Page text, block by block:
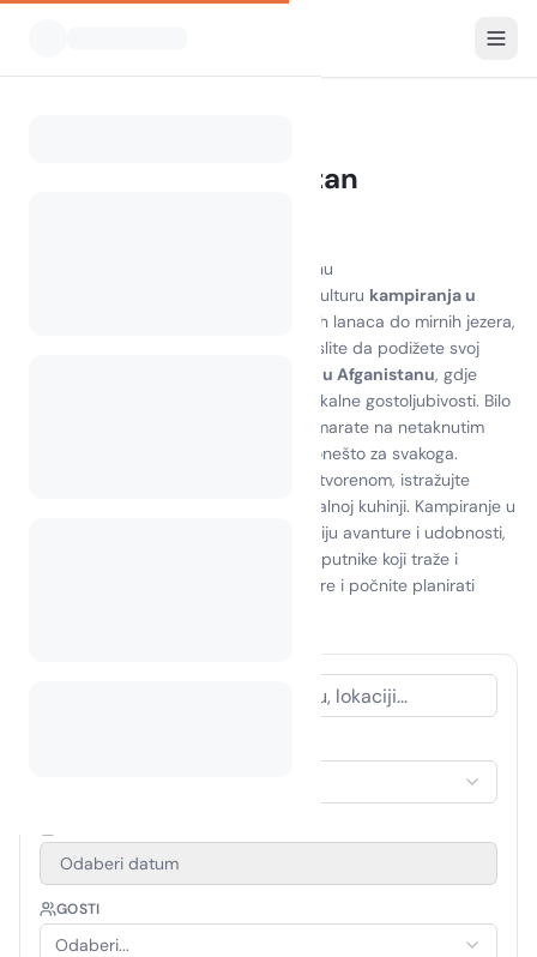
Camping Afghanistan
Otkrijte ljepote kampiranja u Afganistanu
Doživite zadivljujuće krajolike i bogatu kulturu kampiranja u
. Od zadivljujućih planinskih lanaca do mirnih jezera,
prirodna ljepota je neusporediva. Zamislite da podižete svoj
kampova u Afganistanu, gdje
možete uživati u miru prirode i toplini lokalne gostoljubivosti. Bilo
da pješačite kroz bujne doline ili se odmarate na netaknutim
, postoji ponešto za svakoga.
Upustite se u uzbudljive aktivnosti na otvorenom, istražujte
drevne ruševine i uživajte u ukusnoj lokalnoj kuhinji. Kampiranje u
Afganistanu nudi jedinstvenu kombinaciju avanture i udobnosti,
čineći ga nezaboravnim odredištem za putnike koji traže i
uzbuđenje i spokoj. Prigrlite duh avanture i počnite planirati
Odaberi datum
GOSTI
Odaberi...